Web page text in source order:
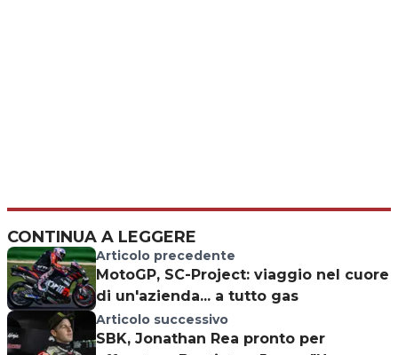
CONTINUA A LEGGERE
Articolo precedente
MotoGP, SC-Project: viaggio nel cuore
di un'azienda... a tutto gas
Articolo successivo
SBK, Jonathan Rea pronto per